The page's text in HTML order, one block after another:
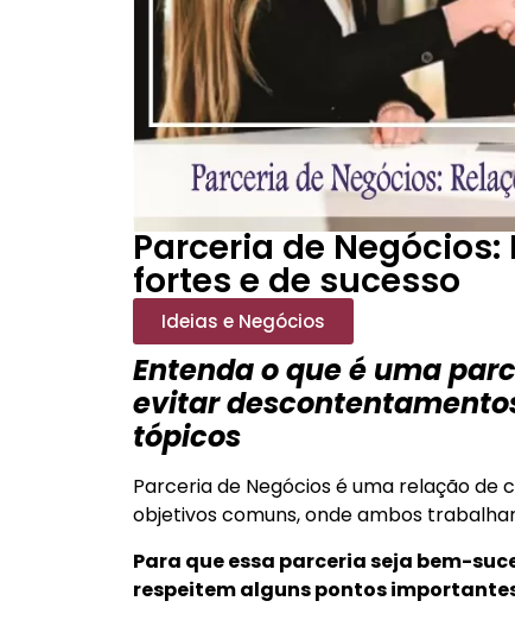
Parceria de
fortes e de sucesso
Ideias e Negócios
Entenda o que é uma
evitar
tópicos
Parceria de Negócios é uma relação
objetivos comuns, onde ambos
Para que essa parceria seja bem-
respeitem alguns pontos